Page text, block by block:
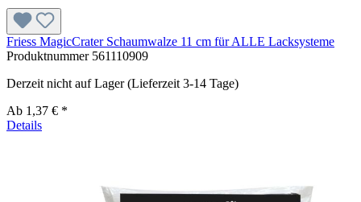
Friess MagicCrater Schaumwalze 11 cm für ALLE Lacksysteme
Produktnummer 561110909
Derzeit nicht auf Lager (Lieferzeit 3-14 Tage)
Ab 1,37 € *
Details